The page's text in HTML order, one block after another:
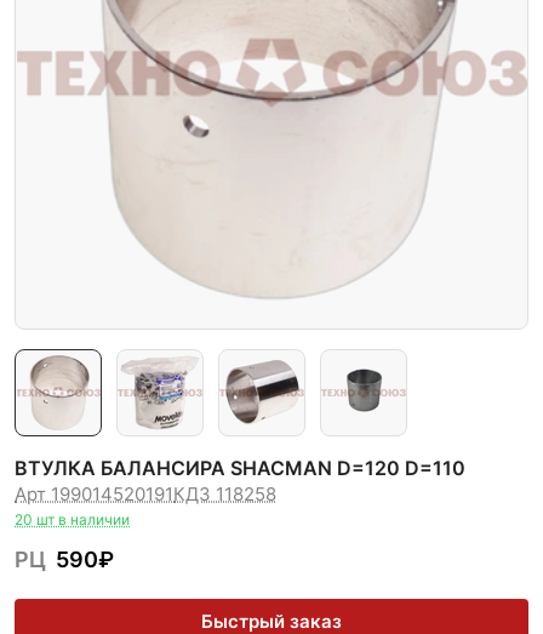
ВТУЛКА БАЛАНСИРА SHACMAN D=120 D=110
Арт 199014520191КДЗ 118258
20 шт в наличии
РЦ 590₽
Быстрый заказ